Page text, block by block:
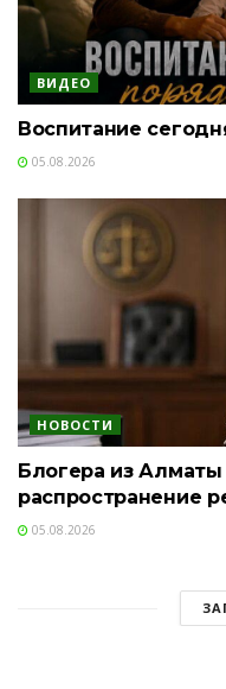
ВИДЕО
Воспитание
05.08.2026
НОВОСТИ
Блогера из
распространение
05.08.2026